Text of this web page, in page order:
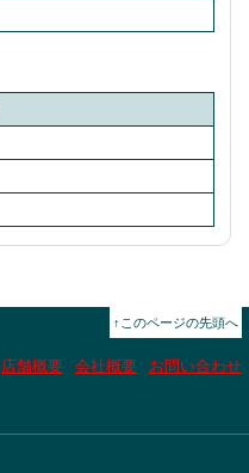
↑このページの先頭へ
店舗概要 会社概要
お問い合わせ